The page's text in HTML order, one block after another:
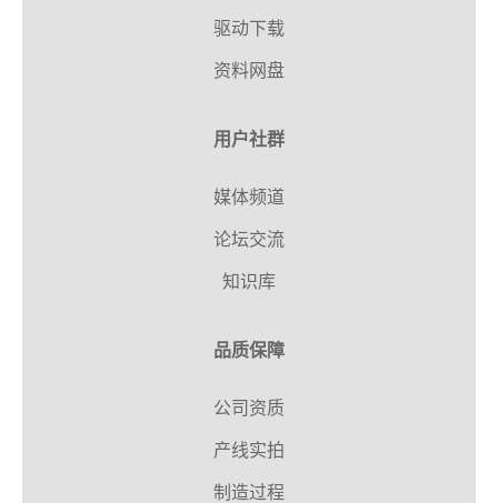
驱动下载
资料网盘
用户社群
媒体频道
论坛交流
知识库
品质保障
公司资质
产线实拍
制造过程